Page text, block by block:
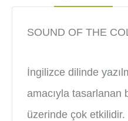
SOUND OF THE
İngilizce dilinde
amacıyla tasarlanan
üzerinde çok etkilidir.